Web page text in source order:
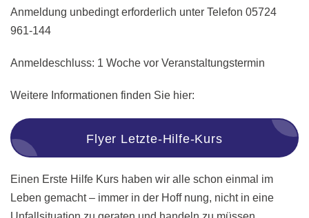
Anmeldung unbedingt erforderlich unter Telefon 05724
961-144
Anmeldeschluss: 1 Woche vor Veranstaltungstermin
Weitere Informationen finden Sie hier:
Flyer Letzte-Hilfe-Kurs
Einen Erste Hilfe Kurs haben wir alle schon einmal im
Leben gemacht – immer in der Hoff nung, nicht in eine